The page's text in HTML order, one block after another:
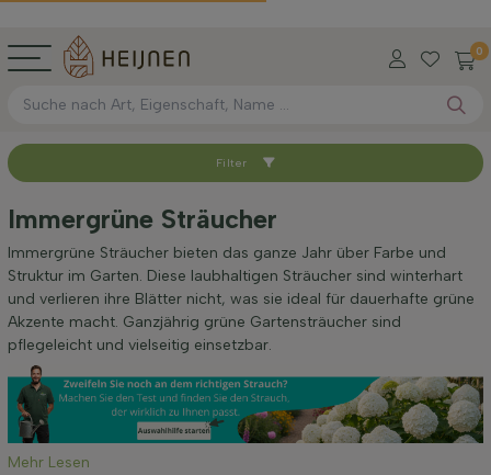
0
Sortieren nach
Verfügbar
Wurzel-Typ
Höhe bei Lieferung (cm)
Maximale Höhe (cm)
Filter
Immergrüne Sträucher
Immergrüne Sträucher bieten das ganze Jahr über Farbe und
Struktur im Garten. Diese laubhaltigen Sträucher sind winterhart
und verlieren ihre Blätter nicht, was sie ideal für dauerhafte grüne
Akzente macht. Ganzjährig grüne Gartensträucher sind
pflegeleicht und vielseitig einsetzbar.
Mehr Lesen